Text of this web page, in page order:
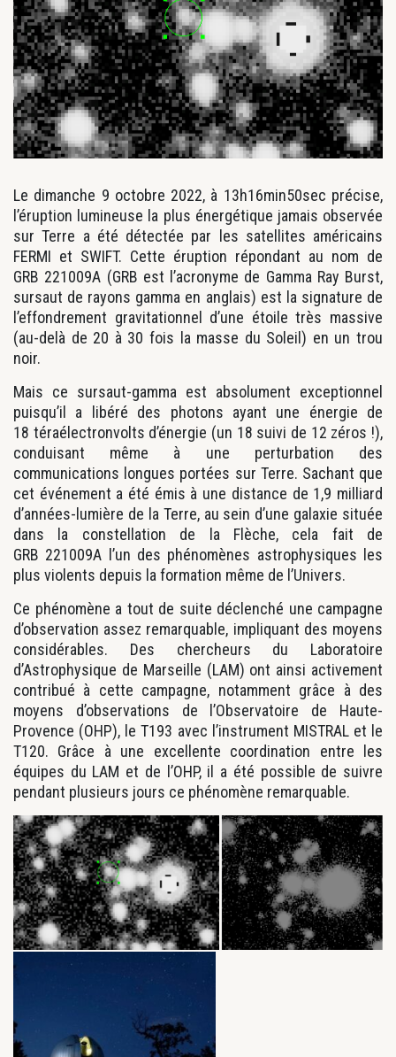
Le dimanche 9 octobre 2022, à 13h16min50sec précise,
l’éruption lumineuse la plus énergétique jamais observée
sur Terre a été détectée par les satellites américains
FERMI et SWIFT. Cette éruption répondant au nom de
GRB 221009A (GRB est l’acronyme de Gamma Ray Burst,
sursaut de rayons gamma en anglais) est la signature de
l’effondrement gravitationnel d’une étoile très massive
(au-delà de 20 à 30 fois la masse du Soleil) en un trou
noir.
Mais ce sursaut-gamma est absolument exceptionnel
puisqu’il a libéré des photons ayant une énergie de
18 téraélectronvolts d’énergie (un 18 suivi de 12 zéros !),
conduisant même à une perturbation des
communications longues portées sur Terre. Sachant que
cet événement a été émis à une distance de 1,9 milliard
d’années-lumière de la Terre, au sein d’une galaxie située
dans la constellation de la Flèche, cela fait de
GRB 221009A l’un des phénomènes astrophysiques les
plus violents depuis la formation même de l’Univers.
Ce phénomène a tout de suite déclenché une campagne
d’observation assez remarquable, impliquant des moyens
considérables. Des chercheurs du Laboratoire
d’Astrophysique de Marseille (LAM) ont ainsi activement
contribué à cette campagne, notamment grâce à des
moyens d’observations de l’Observatoire de Haute-
Provence (OHP), le T193 avec l’instrument MISTRAL et le
T120. Grâce à une excellente coordination entre les
équipes du LAM et de l’OHP, il a été possible de suivre
pendant plusieurs jours ce phénomène remarquable.